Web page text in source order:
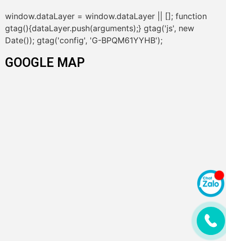
window.dataLayer = window.dataLayer || []; function
gtag(){dataLayer.push(arguments);} gtag('js', new
Date()); gtag('config', 'G-BPQM61YYHB');
GOOGLE MAP